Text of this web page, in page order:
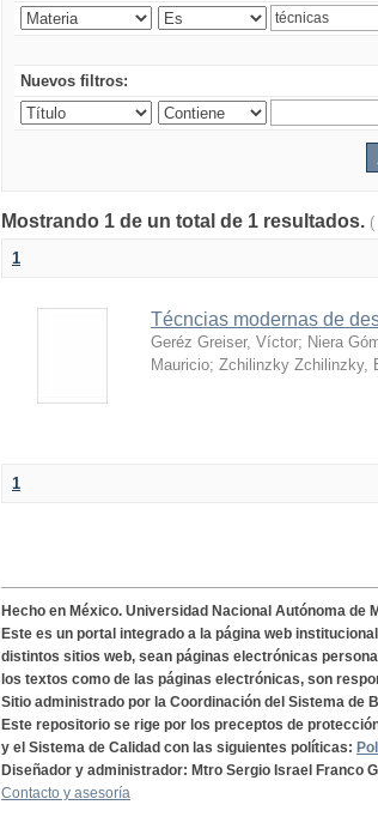
Nuevos filtros:
Mostrando 1 de un total de 1 resultados.
1
Técncias modernas de
Geréz Greiser, Víctor; Niera
Mauricio; Zchilinzky Zchilinzky,
1
Hecho en México. Universidad Nacional Autónoma de
Este es un portal integrado a la página web
distintos sitios web, sean páginas electrónicas
los textos como de las páginas electrónicas, son
Sitio administrado por la Coordinación del Sistema de
Este repositorio se rige por los preceptos de
y el Sistema de Calidad con las siguientes políticas:
Diseñador y administrador: Mtro Sergio Israel Franco
Contacto y asesoría